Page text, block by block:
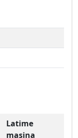
Latime
masina